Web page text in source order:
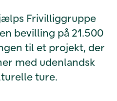
Frivilliggruppe
bevilling på 21.500
til et projekt, der
med udenlandsk
ture.